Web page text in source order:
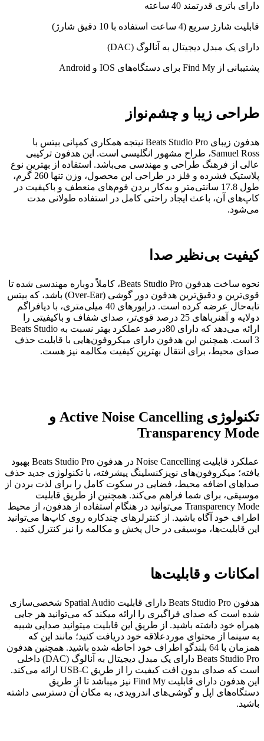
دارای باتری قدرتمند 40 ساعته
قابلیت شارژ سریع (4 ساعت استفاده با 10 دقیق شارژ)
دارای یک مبدل دیجیتال به آنالوگ (DAC)
پشتیبانی از Find My برای دستگاه‌های IOS و Android
طراحی زیبا و چشم‌نواز
هدفون زیبای Beats Studio Pro نیتجه همکاری کمپانی بیتس با
Samuel Ross، طراح مشهور انگلیسی است. این هدفون ترکیبی
عالی از فرهنگ طراحی و مهندسی می‌باشد. استفاده از بهترین نوع
پلاستیک فشرده و فلز در طراحی این محصول، وزن تنها 260 گرم،
طول 17.8 سانتی‌متر و به‌کار بردن فوم‌های منعطف و باکیفیت در
کاپ‌های آن، باعث ایجاد راحتی کامل در استفاده طولانی مدت
می‌شود.
کیفیت بی‌نظیر صدا
نحوه ساخت هدفون Beats Studio Pro، کاملاً دوباره مهندسی شده تا
قوی‌ترین و دقیق‌ترین هدفون دور گوشی (Over-Ear) باشد، که بیتس
تا‌به‌حال عرضه کرده است. درایورهای 40 میلی‌متری، با دیافراگم
دولایه و آهنرباهای 25 درصد قوی‌تر، صدای شفاف و باکیفیتی را
ارائه می‌دهد که دارای 80درصد عملکرد بهتر نسبت به Beats Studio
3 است. همچنین این هدفون دارای میکروفون‌هایی با قابلیت حذف
صدای محیط، برای انتقال بهترین کیفیت مکالمه نیز هست.
تکنولوژی Active Noise Cancelling و
Transparency Mode
عملکرد قابلیت Noise Cancelling در هدفون Beats Studio Pro بهبود
یافته؛ میکروفون‌های نویزکنسلینگ پیشرفته، با تکنولوژی جدید حذف
صداهای اضافه محیط، فضایی در سکوت کامل را برای لذت بردن از
موسیقی، برای شما فراهم می‌کند. همچنین از طریق قابلیت
Transparency Mode می‌توانید در هنگام استفاده از هدفون، از محیط
اطراف خود آگاه باشید. از کنترلرهای چندکاره روی کاپ‌ها می‌توانید
این قابلیت‌ها، موسیقی در حال پخش و مکالمه را نیز کنترل کنید .
امکانات و قابلیت‌ها
هدفون Beats Studio Pro دارای قابلیت Spatial Audio شخصی‌سازی
شده است که صدای فراگیری را ارائه میکند که می‌توانید هر جایی
همراه خود داشته باشید. از طریق این قابلیت میتوانید صدایی شبیه
به سینما از محتوای موردعلاقه خود دریافت کنید؛ مانند این که
همزمان با 64 بلندگو اطراف خود احاطه شده باشید. همچنین هدفون
Beats Studio Pro دارای یک مبدل دیجیتال به آنالوگ (DAC) داخلی
است که صدای بدون افت کیفیت را از طریق USB-C ارائه می‌کند.
این هدفون دارای قابلیت Find My نیز میباشد تا از طریق
دستگاه‌های اپل و گوشی‌های اندرویدی، به مکان آن دسترسی داشته
باشید.